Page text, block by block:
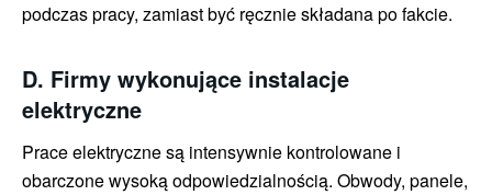
podczas pracy, zamiast być ręcznie składana po fakcie.
D. Firmy wykonujące instalacje
elektryczne
Prace elektryczne są intensywnie kontrolowane i
obarczone wysoką odpowiedzialnością. Obwody, panele,